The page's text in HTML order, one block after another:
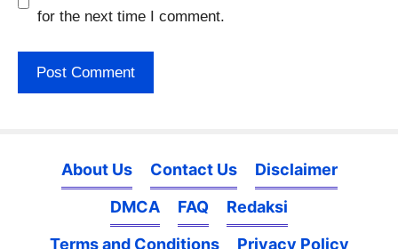
for the next time I comment.
About Us Contact Us
Disclaimer
DMCA
FAQ
Redaksi
Terms and Conditions
Privacy Policy